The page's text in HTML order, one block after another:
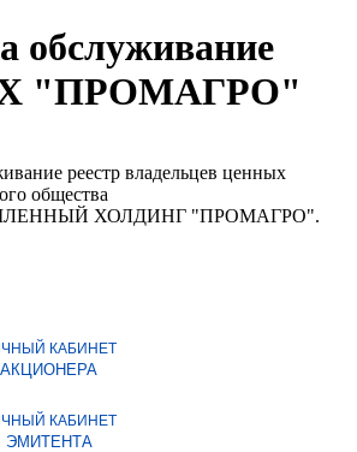
обслуживание
"ПРОМАГРО"
реестр владельцев ценных
общества
ХОЛДИНГ "ПРОМАГРО".
КАБИНЕТ
АКЦИОНЕРА
КАБИНЕТ
ЭМИТЕНТА